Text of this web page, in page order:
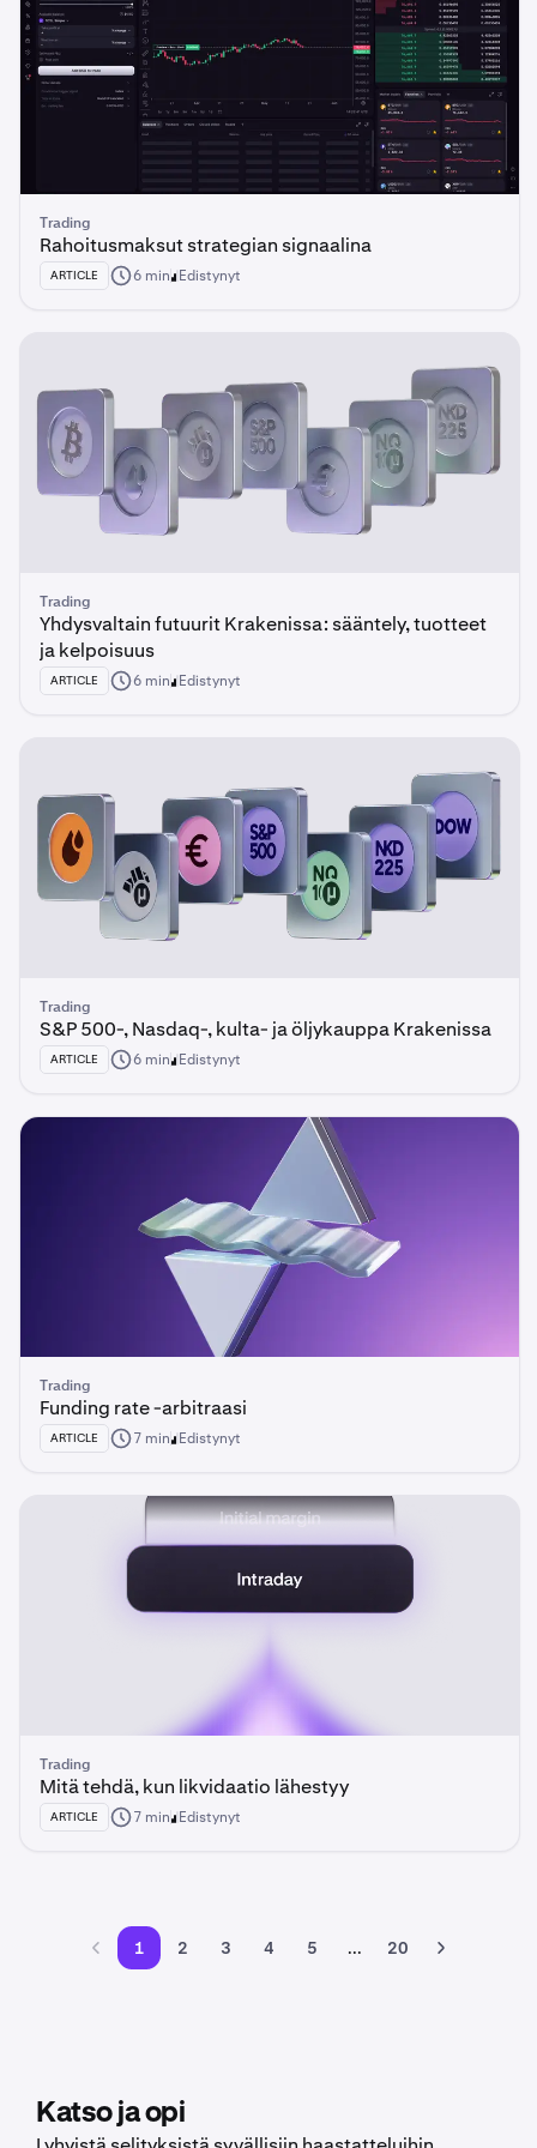
Trading
Rahoitusmaksut strategian signaalina
ARTICLE 6 min Edistynyt
Trading
Yhdysvaltain futuurit Krakenissa: sääntely, tuotteet
ja kelpoisuus
ARTICLE 6 min Edistynyt
Trading
S&P 500-, Nasdaq-, kulta- ja öljykauppa Krakenissa
ARTICLE 6 min Edistynyt
Trading
Funding rate -arbitraasi
ARTICLE 7 min Edistynyt
Trading
Mitä tehdä, kun likvidaatio lähestyy
ARTICLE 7 min Edistynyt
1 2 3 4 5 ... 20
Katso ja opi